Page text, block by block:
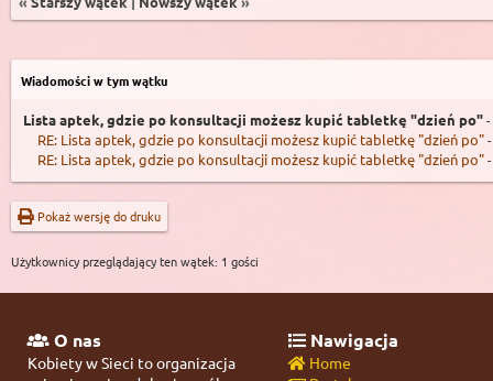
Wiadomości w tym wątku
Lista aptek, gdzie po konsultacji możesz kupić tabletkę "dzień po"
RE: Lista aptek, gdzie po konsultacji możesz kupić tabletkę "dzień po"
RE: Lista aptek, gdzie po konsultacji możesz kupić tabletkę "dzień po"
Pokaż wersję do druku
Użytkownicy przeglądający ten wątek: 1 gości
O nas
Kobiety w Sieci to organizacja
Nawigacja
Home